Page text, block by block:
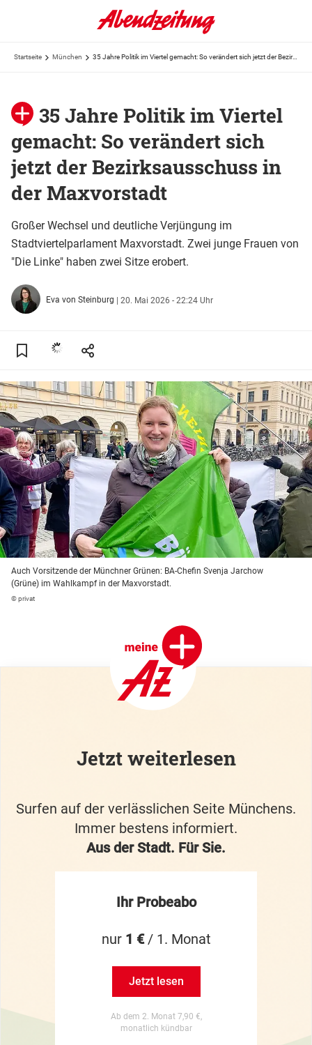
Startseite München 35 Jahre Politik im Viertel gemacht: So verändert sich jetzt der Bezirksausschuss in der Maxvorstadt
35 Jahre Politik im Viertel
gemacht: So verändert sich
jetzt der Bezirksausschuss in
der Maxvorstadt
Großer Wechsel und deutliche Verjüngung im
Stadtviertelparlament Maxvorstadt. Zwei junge Frauen von
"Die Linke" haben zwei Sitze erobert.
Eva von Steinburg | 20. Mai 2026 - 22:24 Uhr
Auch Vorsitzende der Münchner Grünen: BA-Chefin Svenja Jarchow
(Grüne) im Wahlkampf in der Maxvorstadt.
© privat
Jetzt weiterlesen
Surfen auf der verlässlichen Seite Münchens.
Immer bestens informiert.
Aus der Stadt. Für Sie.
Ihr Probeabo
nur 1 €/ 1. Monat
Jetzt lesen
Ab dem 2. Monat 7,90 €,
monatlich kündbar